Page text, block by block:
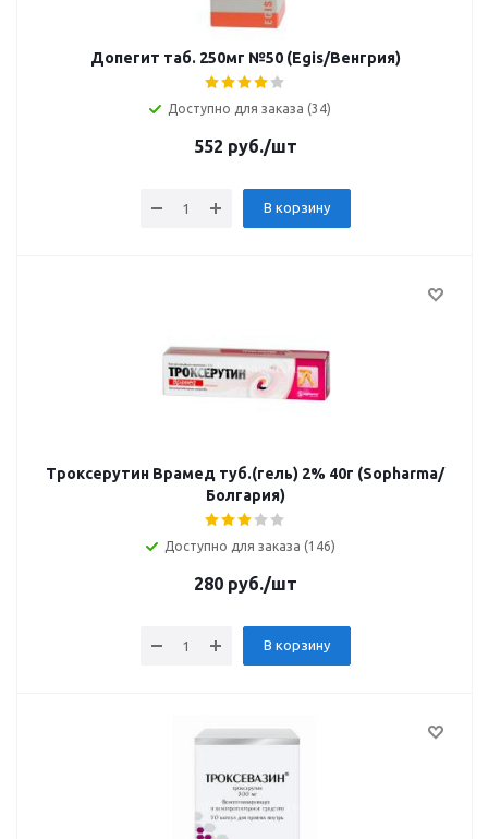
Допегит таб. 250мг №50 (Egis/Венгрия)
Доступно для заказа (34)
552 руб./шт
В корзину
Троксерутин Врамед туб.(гель) 2% 40г (Sopharma/
Болгария)
Доступно для заказа (146)
280руб./шт
В корзину